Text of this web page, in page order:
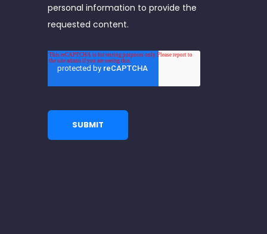
personal information to provide the
requested content.